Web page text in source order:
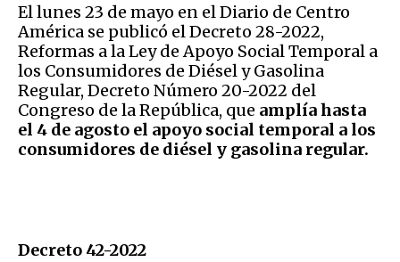
El lunes 23 de mayo en el Diario de Centro
América se publicó el Decreto 28-2022,
Reformas a la Ley de Apoyo Social Temporal a
los Consumidores de Diésel y Gasolina
Regular, Decreto Número 20-2022 del
Congreso de la República, que amplía hasta
el 4 de agosto el apoyo social temporal a los
consumidores de diésel y gasolina regular.
Decreto 42-2022